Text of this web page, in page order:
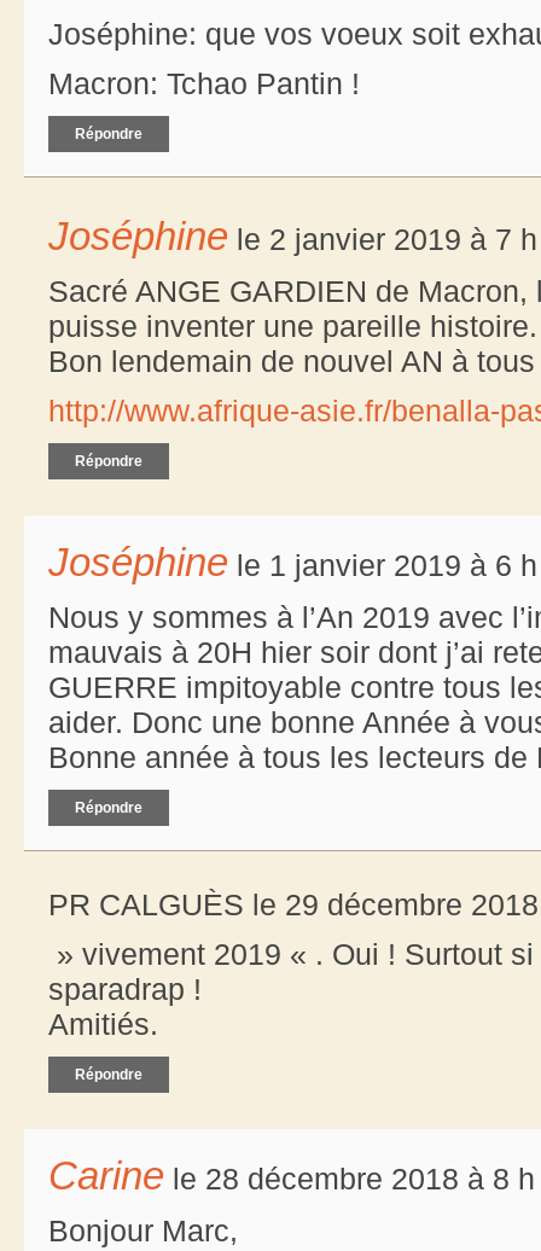
Joséphine: que vos voeux soit
Macron: Tchao Pantin !
Répondre
Joséphine le 2 janvier 2019 à 7
Sacré ANGE GARDIEN de
puisse inventer une pareille histoire.
Bon lendemain de nouvel AN à tous
http://www.afrique-asie.fr/benalla-
Répondre
Joséphine le 1 janvier 2019 à 6
Nous y sommes à l’An 2019 avec
mauvais à 20H hier soir dont j’ai
GUERRE impitoyable contre tous
aider. Donc une bonne Année à
Bonne année à tous les lecteurs de
Répondre
PR CALGUÈS le 29 décembre
» vivement 2019 « . Oui ! Surtout
sparadrap !
Amitiés.
Répondre
Carine le 28 décembre 2018 à 8
Bonjour Marc,